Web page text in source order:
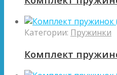
Категории: Пружинки
Комплект